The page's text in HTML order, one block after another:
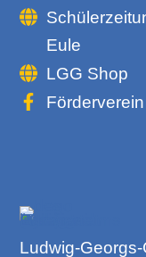
Ludwig-
Eule
LGG Shop